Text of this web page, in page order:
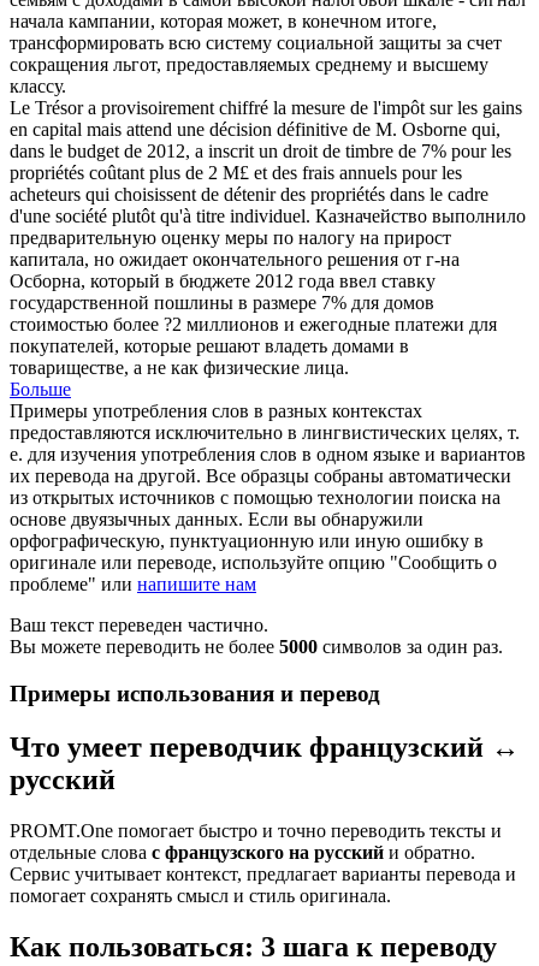
начала кампании, которая может, в конечном итоге,
трансформировать всю систему социальной защиты за счет
сокращения льгот, предоставляемых среднему и высшему
классу.
Le Trésor a provisoirement chiffré la mesure de l'impôt sur les gains
en capital mais attend une décision définitive de M. Osborne qui,
dans le budget de 2012, a inscrit un droit de timbre de 7% pour les
propriétés coûtant plus de 2 M£ et des frais annuels pour les
acheteurs qui choisissent de détenir des propriétés dans le cadre
d'une société plutôt qu'à titre individuel. Казначейство выполнило
предварительную оценку меры по налогу на прирост
капитала, но ожидает окончательного решения от г-на
Осборна, который в бюджете 2012 года ввел ставку
государственной пошлины в размере 7% для домов
стоимостью более ?2 миллионов и ежегодные платежи для
покупателей, которые решают владеть домами в
товариществе, а не как физические лица.
Больше
Примеры употребления слов в разных контекстах
предоставляются исключительно в лингвистических целях, т.
е. для изучения употребления слов в одном языке и вариантов
их перевода на другой. Все образцы собраны автоматически
из открытых источников с помощью технологии поиска на
основе двуязычных данных. Если вы обнаружили
орфографическую, пунктуационную или иную ошибку в
оригинале или переводе, используйте опцию "Сообщить о
проблеме" или напишите нам
Ваш текст переведен частично.
Вы можете переводить не более 5000 символов за один раз.
Примеры использования и перевод
Что умеет переводчик французский ↔
русский
PROMT.One помогает быстро и точно переводить тексты и
отдельные слова с французского на русский и обратно.
Сервис учитывает контекст, предлагает варианты перевода и
помогает сохранять смысл и стиль оригинала.
Как пользоваться: 3 шага к переводу